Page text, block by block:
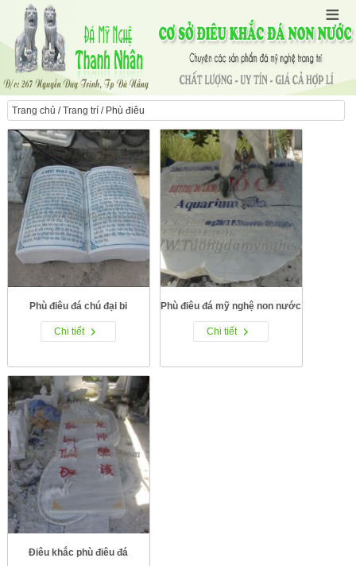
Trang chủ /Trang trí/ Phù điêu
Phù điêu đá chú đại bi
Chi tiết
Phù điêu đá mỹ nghệ non nước
Chi tiết
Điêu khắc phù điêu đá